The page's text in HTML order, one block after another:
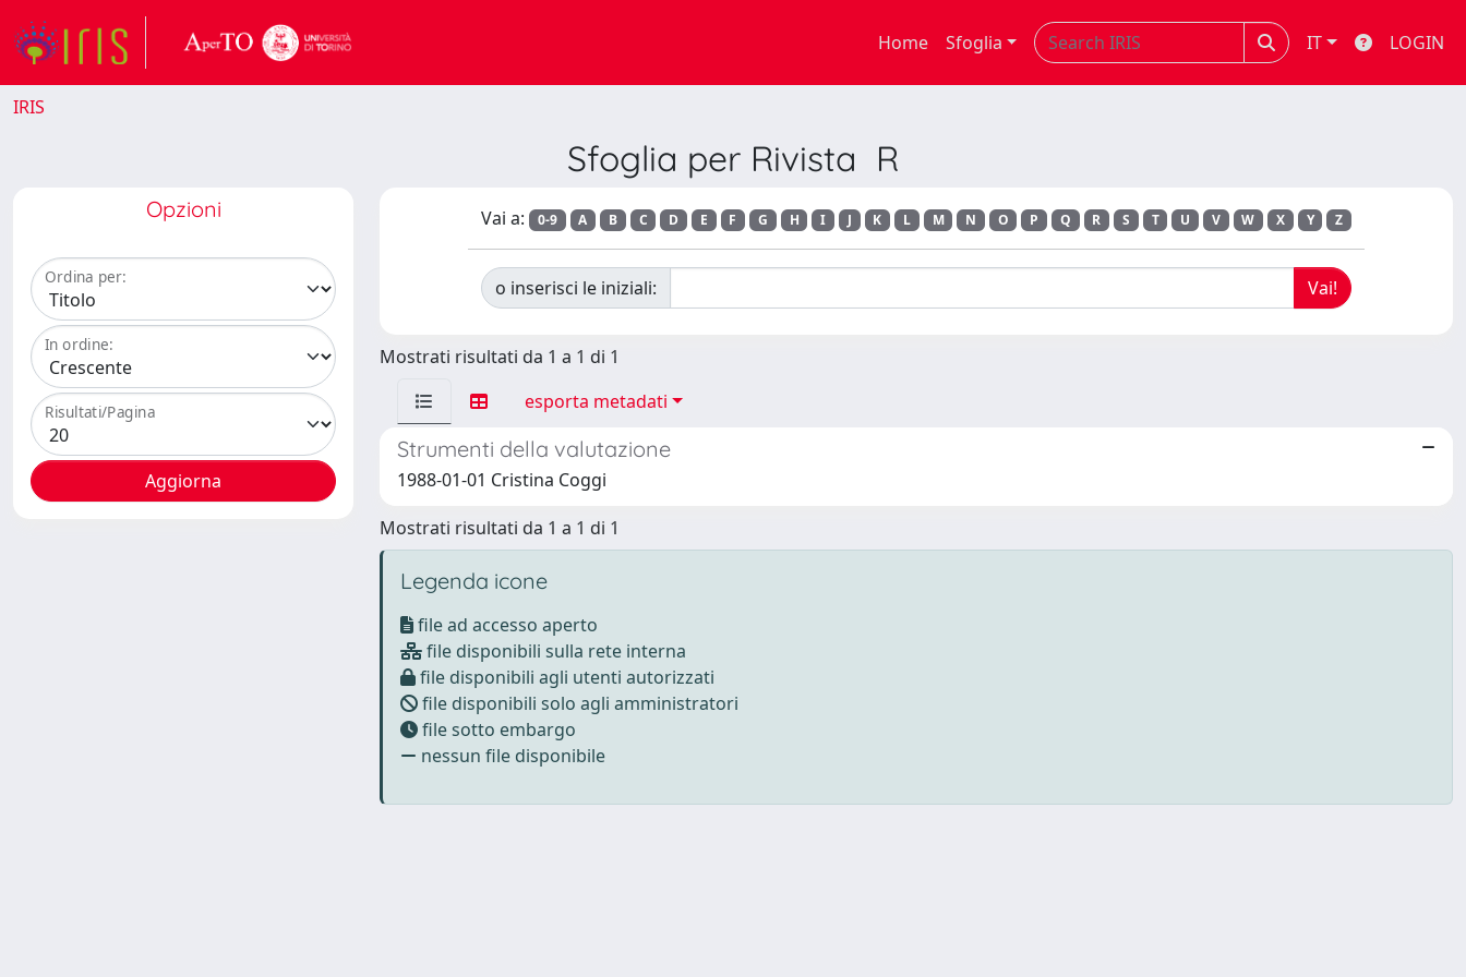
Home Sfoglia IT LOGIN
IRIS
Sfoglia per Rivista R
Opzioni
Ordina per:
In ordine:
Risultati/Pagina
Vai a: 0-9 A B C D E F G H I J K L M N O P Q R S T U V W X Y Z
o inserisci le iniziali:
Mostrati risultati da 1 a 1 di 1
esporta metadati
Strumenti della valutazione
1988-01-01 Cristina Coggi
Mostrati risultati da 1 a 1 di 1
Legenda icone
file ad accesso aperto
file disponibili sulla rete interna
file disponibili agli utenti autorizzati
file disponibili solo agli amministratori
file sotto embargo
nessun file disponibile